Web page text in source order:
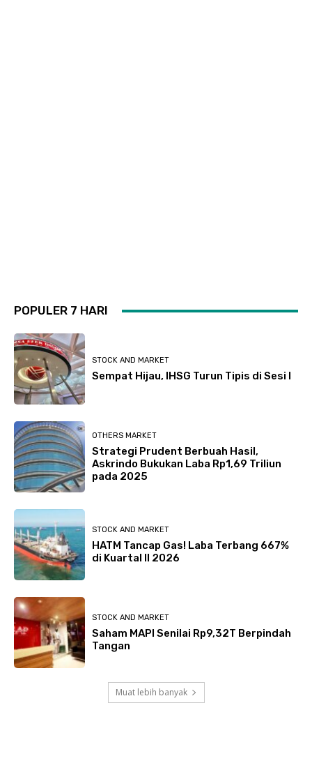
POPULER 7 HARI
STOCK AND MARKET
Sempat Hijau, IHSG Turun Tipis di Sesi I
OTHERS MARKET
Strategi Prudent Berbuah Hasil,
Askrindo Bukukan Laba Rp1,69 Triliun
pada 2025
STOCK AND MARKET
HATM Tancap Gas! Laba Terbang 667%
di Kuartal II 2026
STOCK AND MARKET
Saham MAPI Senilai Rp9,32T Berpindah
Tangan
Muat lebih banyak